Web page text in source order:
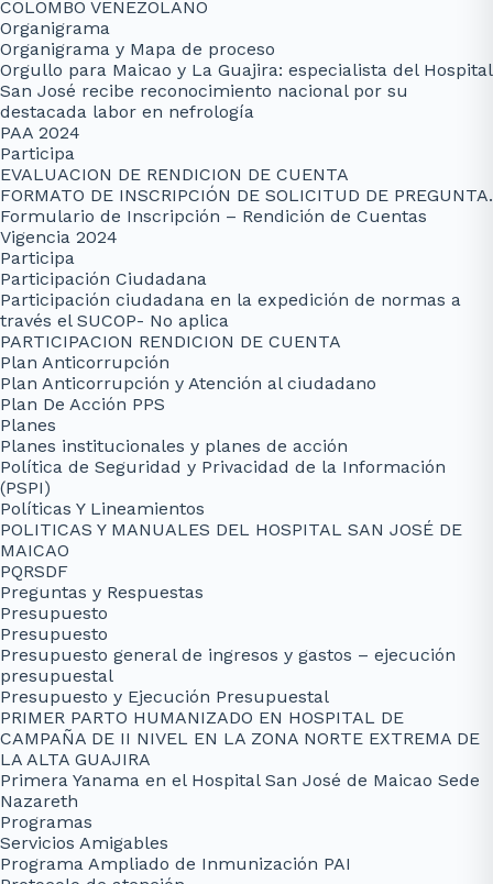
COLOMBO VENEZOLANO
Organigrama
Organigrama y Mapa de proceso
Orgullo para Maicao y La Guajira: especialista del Hospital
San José recibe reconocimiento nacional por su
destacada labor en nefrología
PAA 2024
Participa
EVALUACION DE RENDICION DE CUENTA
FORMATO DE INSCRIPCIÓN DE SOLICITUD DE PREGUNTA.
Formulario de Inscripción – Rendición de Cuentas
Vigencia 2024
Participa
Participación Ciudadana
Participación ciudadana en la expedición de normas a
través el SUCOP- No aplica
PARTICIPACION RENDICION DE CUENTA
Plan Anticorrupción
Plan Anticorrupción y Atención al ciudadano
Plan De Acción PPS
Planes
Planes institucionales y planes de acción
Política de Seguridad y Privacidad de la Información
(PSPI)
Políticas Y Lineamientos
POLITICAS Y MANUALES DEL HOSPITAL SAN JOSÉ DE
MAICAO
PQRSDF
Preguntas y Respuestas
Presupuesto
Presupuesto
Presupuesto general de ingresos y gastos – ejecución
presupuestal
Presupuesto y Ejecución Presupuestal
PRIMER PARTO HUMANIZADO EN HOSPITAL DE
CAMPAÑA DE II NIVEL EN LA ZONA NORTE EXTREMA DE
LA ALTA GUAJIRA
Primera Yanama en el Hospital San José de Maicao Sede
Nazareth
Programas
Servicios Amigables
Programa Ampliado de Inmunización PAI